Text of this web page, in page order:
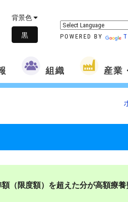
背景色
POWERED BY
組織 産業
（限度額）を超えた分が高額療養